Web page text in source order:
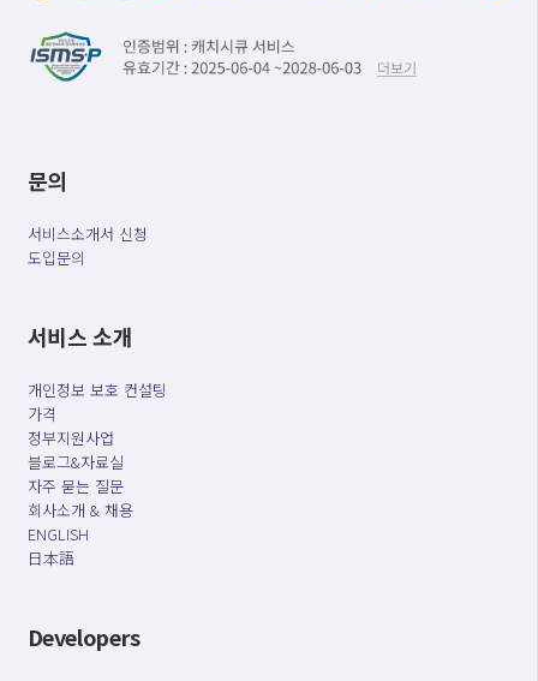
문의
서비스소개서 신청
도입문의
서비스 소개
개인정보 보호 컨설팅
가격
정부지원사업
블로그&자료실
자주 묻는 질문
회사소개 & 채용
ENGLISH
日本語
Developers